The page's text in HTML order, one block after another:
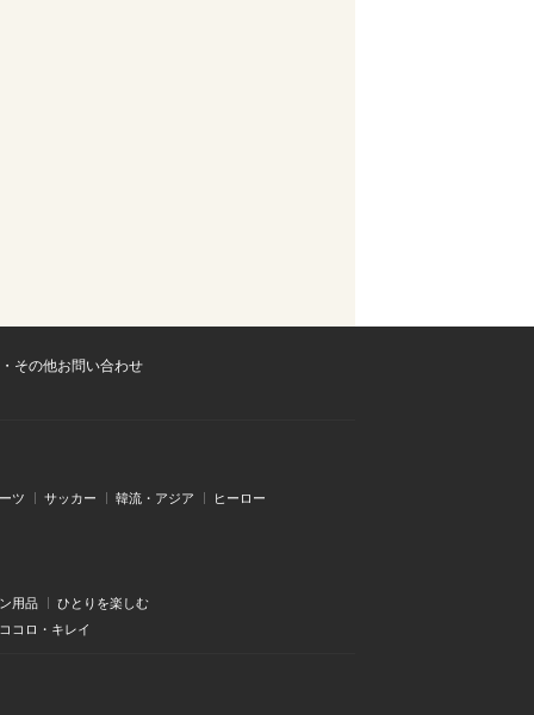
その他お問い合わせ
ツ サッカー 韓流・アジア ヒーロー
用品
ひとりを楽しむ
コロ・キレイ